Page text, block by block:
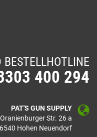
BESTELLHOTLINE
400 294
PAT'S GUN SUPPLY
Oranienburger Str. 26 a
Hohen Neuendorf